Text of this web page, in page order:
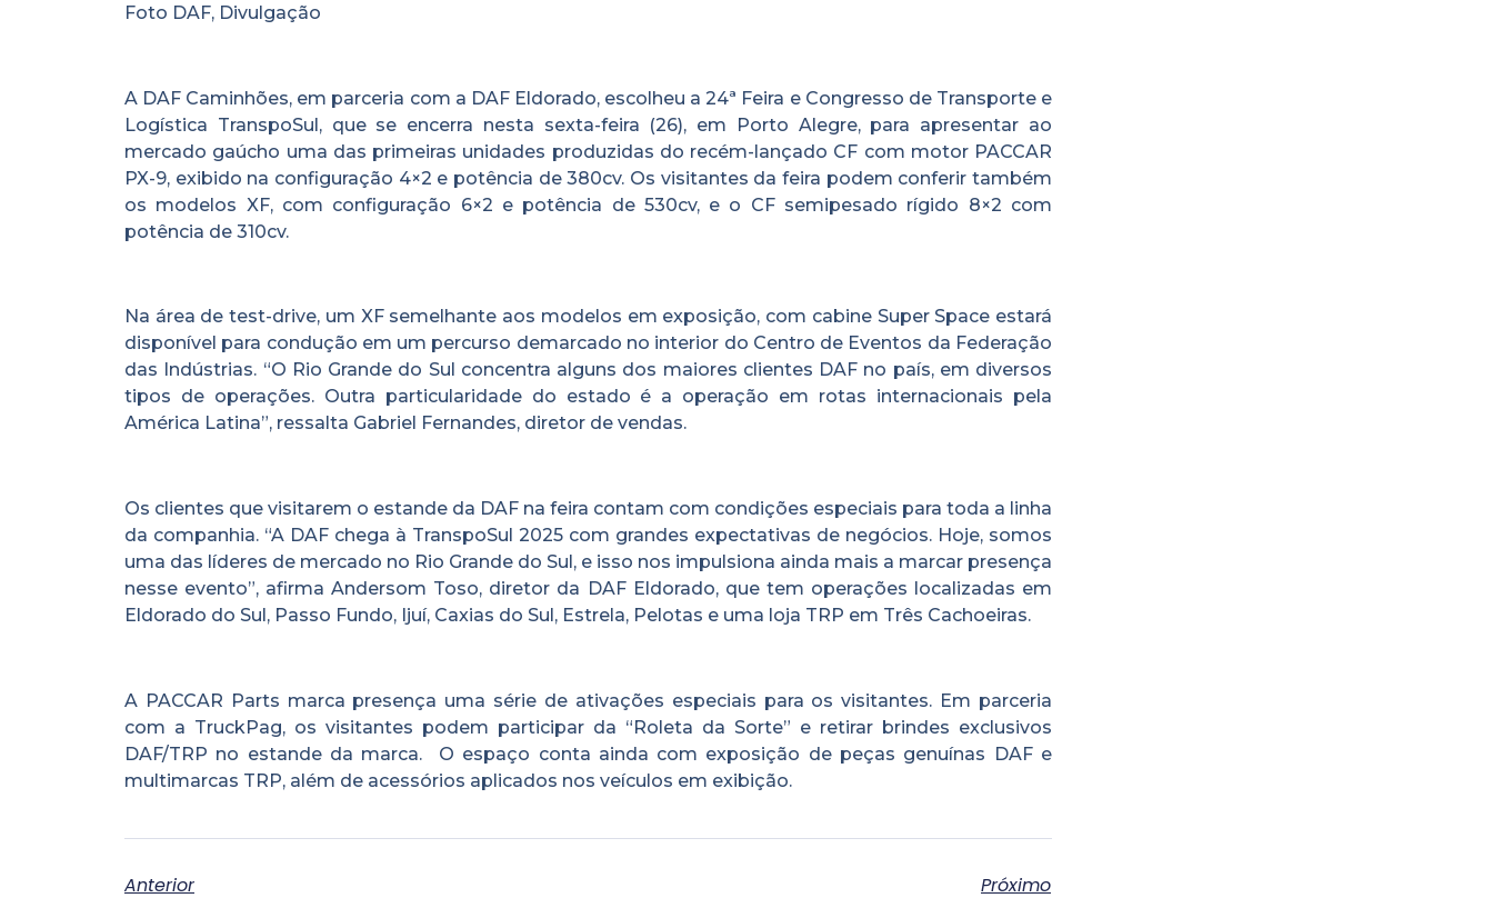
Foto DAF, Divulgação
A DAF Caminhões, em parceria com a DAF Eldorado, escolheu a 24ª Feira e Congresso de Transporte e
Logística TranspoSul, que se encerra nesta sexta-feira (26), em Porto Alegre, para apresentar ao
mercado gaúcho uma das primeiras unidades produzidas do recém-lançado CF com motor PACCAR
PX-9, exibido na configuração 4×2 e potência de 380cv. Os visitantes da feira podem conferir também
os modelos XF, com configuração 6×2 e potência de 530cv, e o CF semipesado rígido 8×2 com
potência de 310cv.
Na área de test-drive, um XF semelhante aos modelos em exposição, com cabine Super Space estará
disponível para condução em um percurso demarcado no interior do Centro de Eventos da Federação
das Indústrias. “O Rio Grande do Sul concentra alguns dos maiores clientes DAF no país, em diversos
tipos de operações. Outra particularidade do estado é a operação em rotas internacionais pela
América Latina”, ressalta Gabriel Fernandes, diretor de vendas.
Os clientes que visitarem o estande da DAF na feira contam com condições especiais para toda a linha
da companhia. “A DAF chega à TranspoSul 2025 com grandes expectativas de negócios. Hoje, somos
uma das líderes de mercado no Rio Grande do Sul, e isso nos impulsiona ainda mais a marcar presença
nesse evento”, afirma Andersom Toso, diretor da DAF Eldorado, que tem operações localizadas em
Eldorado do Sul, Passo Fundo, Ijuí, Caxias do Sul, Estrela, Pelotas e uma loja TRP em Três Cachoeiras.
A PACCAR Parts marca presença uma série de ativações especiais para os visitantes. Em parceria
com a TruckPag, os visitantes podem participar da “Roleta da Sorte” e retirar brindes exclusivos
DAF/TRP no estande da marca. O espaço conta ainda com exposição de peças genuínas DAF e
multimarcas TRP, além de acessórios aplicados nos veículos em exibição.
Anterior Próximo